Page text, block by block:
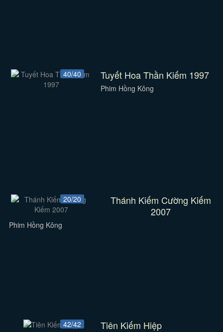
40/40 Tuyết Hoa Thần Kiếm 1997
Phim Hồng Kông
20/20
Thánh Kiếm Cường Kiếm
2007
Phim Hồng Kông
42/42 Tiên Kiếm Hiệp